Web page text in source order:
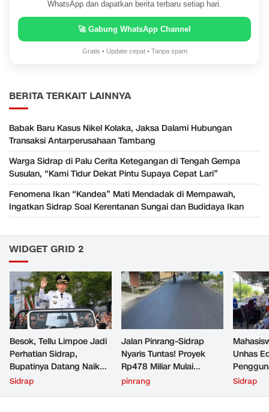
WhatsApp dan dapatkan berita terbaru setiap hari.
🚀 Gabung WhatsApp Channel
Gratis • Update cepat • Tanpa spam
BERITA TERKAIT LAINNYA
Babak Baru Kasus Nikel Kolaka, Jaksa Dalami Hubungan
Transaksi Antarperusahaan Tambang
Warga Sidrap di Palu Cerita Ketegangan di Tengah Gempa
Susulan, “Kami Tidur Dekat Pintu Supaya Cepat Lari”
Fenomena Ikan “Kandea” Mati Mendadak di Mempawah,
Ingatkan Sidrap Soal Kerentanan Sungai dan Budidaya Ikan
WIDGET GRID 2
Besok, Tellu Limpoe Jadi
Perhatian Sidrap,
Bupatinya Datang Naik
Jeep
Sidrap
Jalan Pinrang–Sidrap
Nyaris Tuntas! Proyek
Rp478 Miliar Mulai
Mengubah Wajah Jalur
pinrang
Unhas
Aman di
Sidrap